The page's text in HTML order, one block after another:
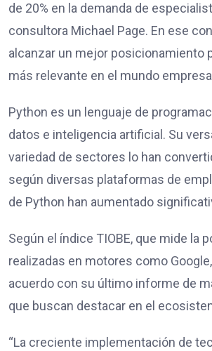
de 20% en la demanda de
consultora Michael Page. En ese
alcanzar un mejor posicionamiento
más relevante en el mundo
Python es un lenguaje de
datos e inteligencia artificial. Su
variedad de sectores lo han
según diversas plataformas de
de Python han aumentado
Según el índice TIOBE, que mide la
realizadas en motores como
acuerdo con su último informe de
que buscan destacar en el
“La creciente implementación de